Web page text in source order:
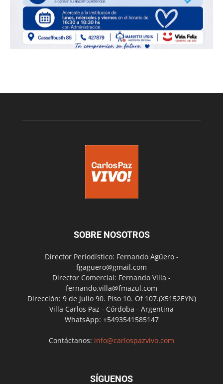
SOBRE NOSOTROS
Director Periodístico: Fernando Agüero -
fgaguero@gmail.com
Director Comercial: Fernando Villa -
fernando.villa@fmazul.com
Dirección: 9 de Julio 90. Piso 10. Of 107.(X5152EYN)
Villa Carlos Paz - Córdoba - Argentina
WhatsApp: +5493541585147
Contáctanos: info@carlospazvivo.com
SÍGUENOS